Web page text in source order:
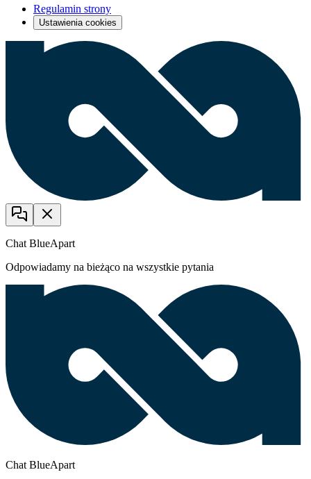
Regulamin strony
Ustawienia cookies
Chat BlueApart
Odpowiadamy na bieżąco na wszystkie pytania
Chat BlueApart